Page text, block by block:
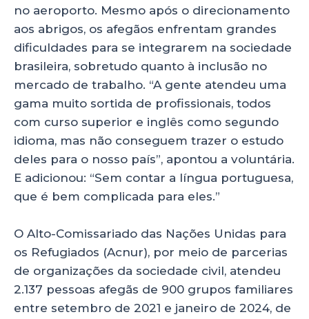
no aeroporto. Mesmo após o direcionamento
aos abrigos, os afegãos enfrentam grandes
dificuldades para se integrarem na sociedade
brasileira, sobretudo quanto à inclusão no
mercado de trabalho. “A gente atendeu uma
gama muito sortida de profissionais, todos
com curso superior e inglês como segundo
idioma, mas não conseguem trazer o estudo
deles para o nosso país”, apontou a voluntária.
E adicionou: “Sem contar a língua portuguesa,
que é bem complicada para eles.”
O Alto-Comissariado das Nações Unidas para
os Refugiados (Acnur), por meio de parcerias
de organizações da sociedade civil, atendeu
2.137 pessoas afegãs de 900 grupos familiares
entre setembro de 2021 e janeiro de 2024, de